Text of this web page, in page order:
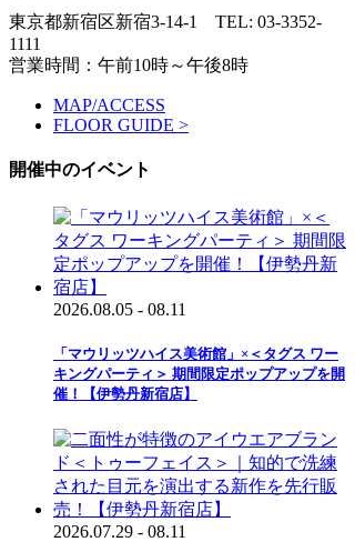
東京都新宿区新宿3-14-1 TEL: 03-3352-
1111
営業時間：午前10時～午後8時
MAP/ACCESS
FLOOR GUIDE >
開催中のイベント
2026.08.05 - 08.11
「マウリッツハイス美術館」×＜タグス ワー
キングパーティ＞ 期間限定ポップアップを開
催！【伊勢丹新宿店】
2026.07.29 - 08.11